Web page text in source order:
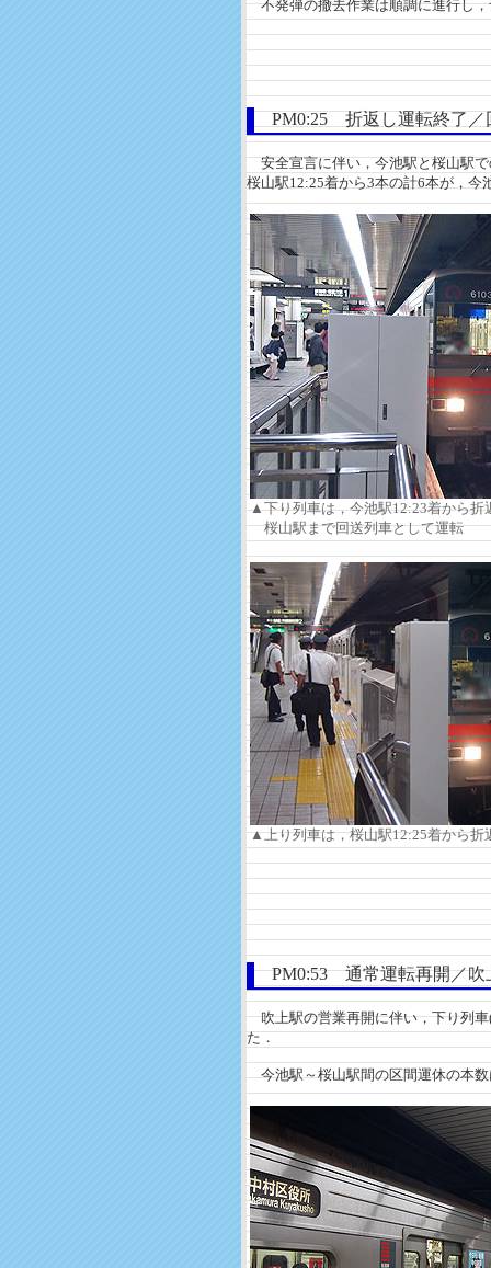
不発弾の撤去作業は順調に進行し，
PM0:25 折返し運転終了／
安全宣言に伴い，今池駅と桜山駅で
桜山駅12:25着から3本の計6本が，
▲下り列車は，今池駅12:23着から折
桜山駅まで回送列車として運転
▲上り列車は，桜山駅12:25着から折
PM0:53 通常運転再開／吹
吹上駅の営業再開に伴い，下り列車(
た．
今池駅～桜山駅間の区間運休の本数